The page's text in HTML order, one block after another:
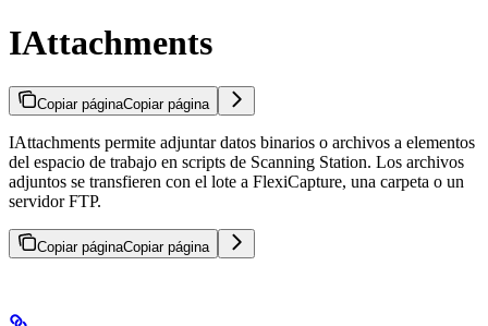
IAttachments
Copiar páginaCopiar página
IAttachments permite adjuntar datos binarios o archivos a elementos
del espacio de trabajo en scripts de Scanning Station. Los archivos
adjuntos se transfieren con el lote a FlexiCapture, una carpeta o un
servidor FTP.
Copiar páginaCopiar página